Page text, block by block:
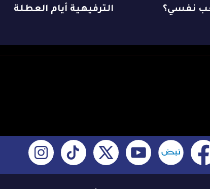
نفسي؟
الترفيهية أيام العطلة